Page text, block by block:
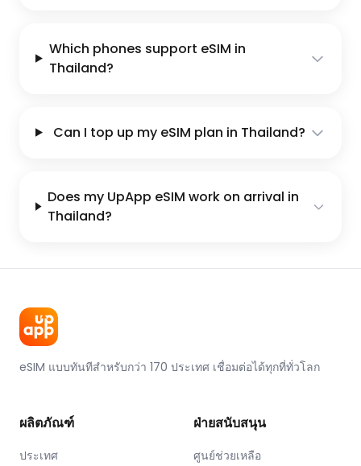
Which phones support eSIM in
Thailand?
Can I top up my eSIM plan in Thailand?
Does my UpApp eSIM work on arrival in
Thailand?
eSIM แบบทันทีสำหรับกว่า 170 ประเทศ เชื่อมต่อได้ทุกที่ทั่วโลก
ผลิตภัณฑ์
ประเทศ
ฝ่ายสนับสนุน
ศูนย์ช่วยเหลือ